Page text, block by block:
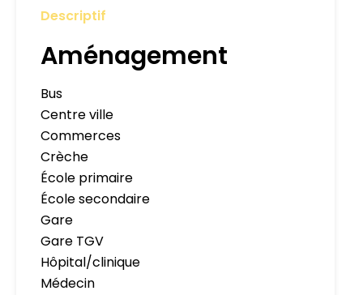
Descriptif
Aménagement
Bus
Centre ville
Commerces
Crèche
École primaire
École secondaire
Gare
Gare TGV
Hôpital/clinique
Médecin